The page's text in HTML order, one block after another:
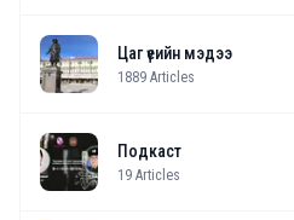
Цаг үеийн мэдээ
1889 Articles
Подкаст
19 Articles